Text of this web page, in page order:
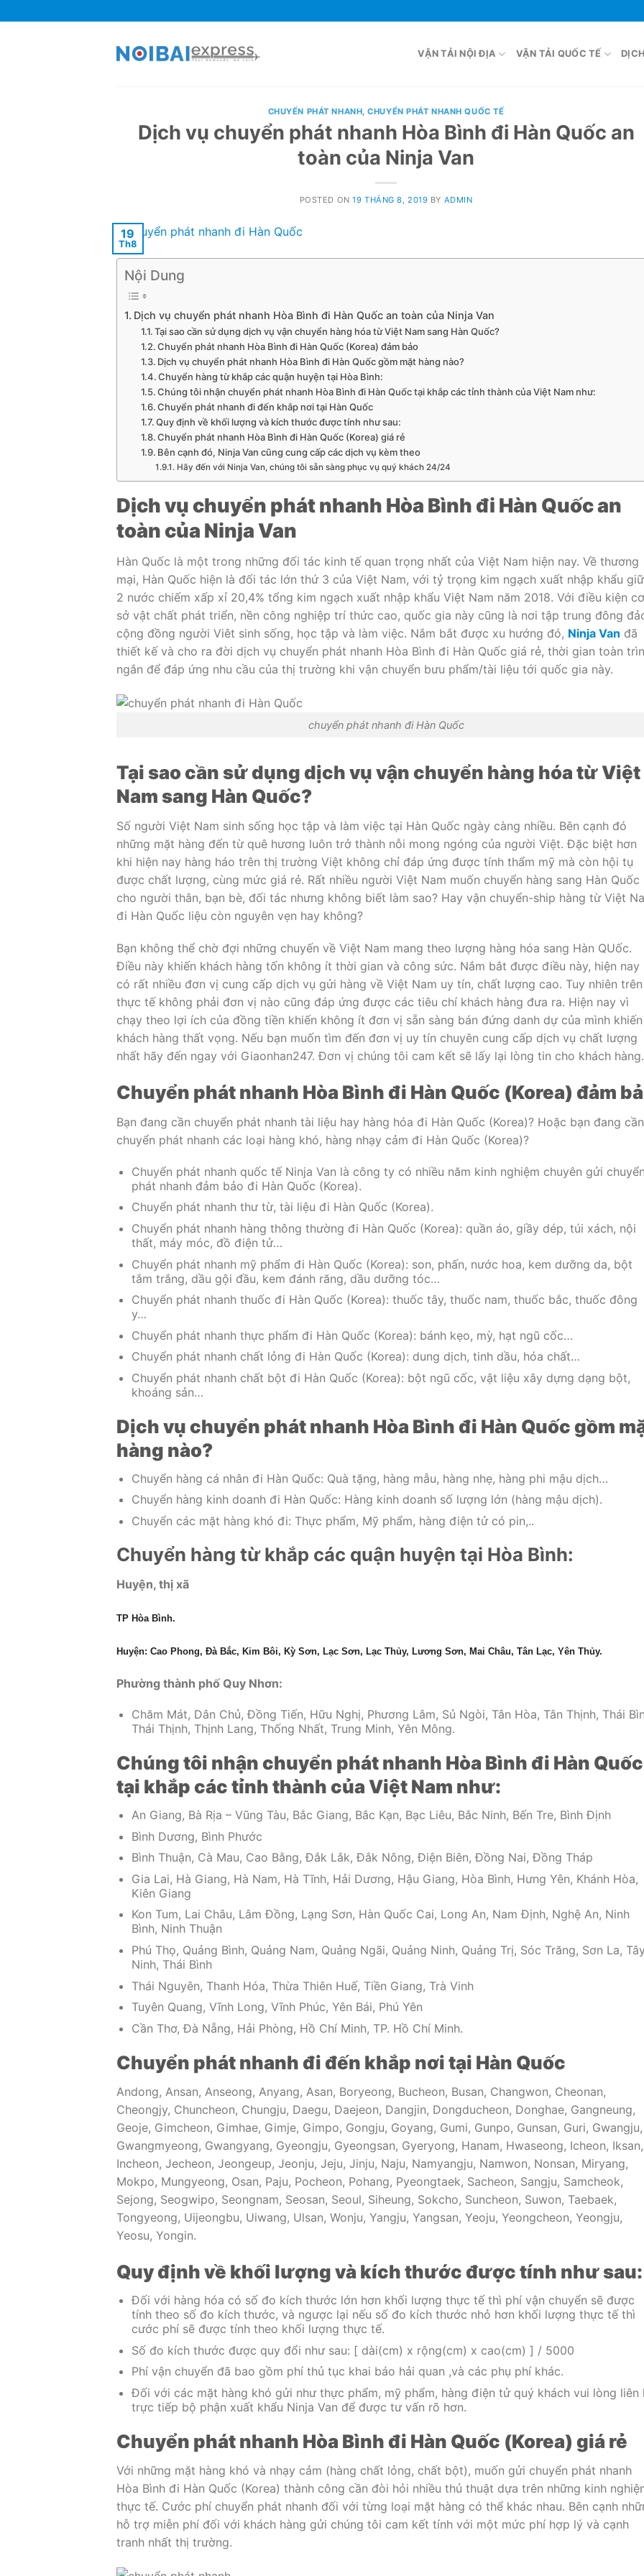
to
VẬN TẢI NỘI ĐỊA VẬN TẢI QUỐC TẾ
CHUYỂN PHÁT NHANH,CHUYỂN PHÁT NHANH QUỐC TẾ
Dịch vụ chuyển phát nhanh Hòa Bình đi Hàn Quốc an
toàn của Ninja Van
POSTED ON19 THÁNG 8, 2019 BY ADMIN
19
Th8
Nội Dung
Dịch vụ chuyển phát nhanh Hòa Bình đi Hàn Quốc an toàn của Ninja Van
Tại sao cần sử dụng dịch vụ vận chuyển hàng hóa từ Việt Nam sang Hàn Quốc?
Chuyển phát nhanh Hòa Bình đi Hàn Quốc (Korea) đảm bảo
Dịch vụ chuyển phát nhanh Hòa Bình đi Hàn Quốc gồm mặt hàng nào?
Chuyển hàng từ khắp các quận huyện tại Hòa Bình:
Chúng tôi nhận chuyển phát nhanh Hòa Bình đi Hàn Quốc tại khắp các tỉnh thành của Việt Nam như:
Chuyển phát nhanh đi đến khắp nơi tại Hàn Quốc
Quy định về khối lượng và kích thước được tính như sau:
Chuyển phát nhanh Hòa Bình đi Hàn Quốc (Korea) giá rẻ
Bên cạnh đó, Ninja Van cũng cung cấp các dịch vụ kèm theo
Hãy đến với Ninja Van, chúng tôi sẵn sàng phục vụ quý khách 24/24
Dịch vụ chuyển phát nhanh Hòa Bình đi Hàn Quốc an
toàn của Ninja Van
Hàn Quốc là một trong những đối tác kinh tế quan trọng nhất của Việt Nam hiện nay. Về thương
mại, Hàn Quốc hiện là đối tác lớn thứ 3 của Việt Nam, với tỷ trọng kim ngạch xuất nhập khẩu
2 nước chiếm xấp xỉ 20,4% tổng kim ngạch xuất nhập khẩu Việt Nam năm 2018. Với điều kiện cơ
sở vật chất phát triển, nền công nghiệp trí thức cao, quốc gia này cũng là nơi tập trung đông
cộng đồng người Viêt sinh sống, học tập và làm việc. Nắm bắt được xu hướng đó, Ninja Van đã
thiết kế và cho ra đời dịch vụ chuyển phát nhanh Hòa Bình đi Hàn Quốc giá rẻ, thời gian toàn
ngắn để đáp ứng nhu cầu của thị trường khi vận chuyển bưu phẩm/tài liệu tới quốc gia này.
chuyển phát nhanh đi Hàn Quốc
Tại sao cần sử dụng dịch vụ vận chuyển hàng hóa từ Việt
Nam sang Hàn Quốc?
Số người Việt Nam sinh sống học tập và làm việc tại Hàn Quốc ngày càng nhiều. Bên cạnh đó
những mặt hàng đến từ quê hương luôn trở thành nỗi mong ngóng của người Việt. Đặc biệt hơn
khi hiện nay hàng háo trên thị trường Việt không chỉ đáp ứng được tính thẩm mỹ mà còn hội tụ
được chất lượng, cùng mức giá rẻ. Rất nhiều người Việt Nam muốn chuyển hàng sang Hàn Quốc
cho người thân, bạn bè, đối tác nhưng không biết làm sao? Hay vận chuyển-ship hàng từ Việt
đi Hàn Quốc liệu còn nguyên vẹn hay không?
Bạn không thể chờ đợi những chuyến về Việt Nam mang theo lượng hàng hóa sang Hàn QUốc.
Điều này khiến khách hàng tốn không ít thời gian và công sức. Nắm bắt được điều này, hiện nay
có rất nhiều đơn vị cung cấp dịch vụ gửi hàng về Việt Nam uy tín, chất lượng cao. Tuy nhiên trên
thực tế không phải đơn vị nào cũng đáp ứng được các tiêu chí khách hàng đưa ra. Hiện nay vì
chạy theo lợi ích của đồng tiền khiến không ít đơn vị sẵn sàng bán đứng danh dự của mình khiến
khách hàng thất vọng. Nếu bạn muốn tìm đến đơn vị uy tín chuyên cung cấp dịch vụ chất lượng
nhất hãy đến ngay với Giaonhan247. Đơn vị chúng tôi cam kết sẽ lấy lại lòng tin cho khách hàng.
Chuyển phát nhanh Hòa Bình đi Hàn Quốc (Korea) đảm
Bạn đang cần chuyển phát nhanh tài liệu hay hàng hóa đi Hàn Quốc (Korea)? Hoặc bạn đang cần
chuyển phát nhanh các loại hàng khó, hàng nhạy cảm đi Hàn Quốc (Korea)?
Chuyển phát nhanh quốc tế Ninja Van là công ty có nhiều năm kinh nghiệm chuyên gửi
phát nhanh đảm bảo đi Hàn Quốc (Korea).
Chuyển phát nhanh thư từ, tài liệu đi Hàn Quốc (Korea).
Chuyển phát nhanh hàng thông thường đi Hàn Quốc (Korea): quần áo, giầy dép, túi xách, nội
thất, máy móc, đồ điện tử…
Chuyển phát nhanh mỹ phẩm đi Hàn Quốc (Korea): son, phấn, nước hoa, kem dưỡng da, bột
tắm trắng, dầu gội đầu, kem đánh răng, dầu dưỡng tóc…
Chuyển phát nhanh thuốc đi Hàn Quốc (Korea): thuốc tây, thuốc nam, thuốc bắc, thuốc đông
y…
Chuyển phát nhanh thực phẩm đi Hàn Quốc (Korea): bánh kẹo, mỳ, hạt ngũ cốc…
Chuyển phát nhanh chất lỏng đi Hàn Quốc (Korea): dung dịch, tinh dầu, hóa chất…
Chuyển phát nhanh chất bột đi Hàn Quốc (Korea): bột ngũ cốc, vật liệu xây dựng dạng bột,
khoáng sản…
Dịch vụ chuyển phát nhanh Hòa Bình đi Hàn Quốc gồm
hàng nào?
Chuyển hàng cá nhân đi Hàn Quốc: Quà tặng, hàng mẫu, hàng nhẹ, hàng phi mậu dịch…
Chuyển hàng kinh doanh đi Hàn Quốc: Hàng kinh doanh số lượng lớn (hàng mậu dịch).
Chuyển các mặt hàng khó đi: Thực phẩm, Mỹ phẩm, hàng điện tử có pin,..
Chuyển hàng từ khắp các quận huyện tại Hòa Bình:
Huyện, thị xã
TP Hòa Bình.
Huyện: Cao Phong, Đà Bắc, Kim Bôi, Kỳ Sơn, Lạc Sơn, Lạc Thủy, Lương Sơn, Mai Châu, Tân Lạc, Yên Thủy.
Phường thành phố Quy Nhơn:
Chăm Mát, Dân Chủ, Đồng Tiến, Hữu Nghị, Phương Lâm, Sủ Ngòi, Tân Hòa, Tân Thịnh, Thái
Thái Thịnh, Thịnh Lang, Thống Nhất, Trung Minh, Yên Mông.
Chúng tôi nhận chuyển phát nhanh Hòa Bình đi Hàn Quốc
tại khắp các tỉnh thành của Việt Nam như:
An Giang, Bà Rịa – Vũng Tàu, Bắc Giang, Bắc Kạn, Bạc Liêu, Bắc Ninh, Bến Tre, Bình Định
Bình Dương, Bình Phước
Bình Thuận, Cà Mau, Cao Bằng, Đắk Lắk, Đắk Nông, Điện Biên, Đồng Nai, Đồng Tháp
Gia Lai, Hà Giang, Hà Nam, Hà Tĩnh, Hải Dương, Hậu Giang, Hòa Bình, Hưng Yên, Khánh Hòa,
Kiên Giang
Kon Tum, Lai Châu, Lâm Đồng, Lạng Sơn, Hàn Quốc Cai, Long An, Nam Định, Nghệ An, Ninh
Bình, Ninh Thuận
Phú Thọ, Quảng Bình, Quảng Nam, Quảng Ngãi, Quảng Ninh, Quảng Trị, Sóc Trăng, Sơn La,
Ninh, Thái Bình
Thái Nguyên, Thanh Hóa, Thừa Thiên Huế, Tiền Giang, Trà Vinh
Tuyên Quang, Vĩnh Long, Vĩnh Phúc, Yên Bái, Phú Yên
Cần Thơ, Đà Nẵng, Hải Phòng, Hồ Chí Minh, TP. Hồ Chí Minh.
Chuyển phát nhanh đi đến khắp nơi tại Hàn Quốc
Andong, Ansan, Anseong, Anyang, Asan, Boryeong, Bucheon, Busan, Changwon, Cheonan,
Cheongjy, Chuncheon, Chungju, Daegu, Daejeon, Dangjin, Dongducheon, Donghae, Gangneung,
Geoje, Gimcheon, Gimhae, Gimje, Gimpo, Gongju, Goyang, Gumi, Gunpo, Gunsan, Guri, Gwangju,
Gwangmyeong, Gwangyang, Gyeongju, Gyeongsan, Gyeryong, Hanam, Hwaseong, Icheon, Iksan,
Incheon, Jecheon, Jeongeup, Jeonju, Jeju, Jinju, Naju, Namyangju, Namwon, Nonsan, Miryang,
Mokpo, Mungyeong, Osan, Paju, Pocheon, Pohang, Pyeongtaek, Sacheon, Sangju, Samcheok,
Sejong, Seogwipo, Seongnam, Seosan, Seoul, Siheung, Sokcho, Suncheon, Suwon, Taebaek,
Tongyeong, Uijeongbu, Uiwang, Ulsan, Wonju, Yangju, Yangsan, Yeoju, Yeongcheon, Yeongju,
Yeosu, Yongin.
Quy định về khối lượng và kích thước được tính như sau:
Đối với hàng hóa có số đo kích thước lớn hơn khối lượng thực tế thì phí vận chuyển sẽ được
tính theo số đo kích thước, và ngược lại nếu số đo kích thước nhỏ hơn khối lượng thực tế thì
cước phí sẽ được tính theo khối lượng thực tế.
Số đo kích thước được quy đổi như sau: [ dài(cm) x rộng(cm) x cao(cm) ] / 5000
Phí vận chuyển đã bao gồm phí thủ tục khai báo hải quan ,và các phụ phí khác.
Đối với các mặt hàng khó gửi như thực phẩm, mỹ phẩm, hàng điện tử quý khách vui lòng liên
trực tiếp bộ phận xuất khẩu Ninja Van để được tư vấn rõ hơn.
Chuyển phát nhanh Hòa Bình đi Hàn Quốc (Korea) giá rẻ
Với những mặt hàng khó và nhạy cảm (hàng chất lỏng, chất bột), muốn gửi chuyển phát nhanh
Hòa Bình đi Hàn Quốc (Korea) thành công cần đòi hỏi nhiều thủ thuật dựa trên những kinh
thực tế. Cước phí chuyển phát nhanh đối với từng loại mặt hàng có thể khác nhau. Bên cạnh
hỗ trợ miễn phí đối với khách hàng gửi chúng tôi cam kết tính với một mức phí hợp lý và cạnh
tranh nhất thị trường.